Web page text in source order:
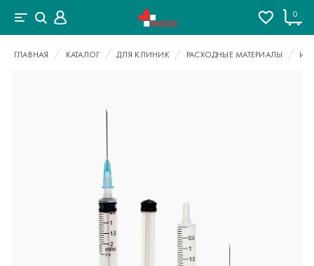
0
ГЛАВНАЯ КАТАЛОГ ДЛЯ КЛИНИК РАСХОДНЫЕ МАТЕРИАЛЫ